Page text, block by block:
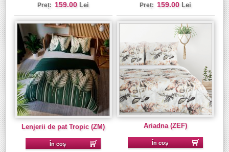
Preț: 159.00 Lei Preț: 159.00 Lei
Lenjerii de pat Tropic (ZM)
În coș
Ariadna (ZEF)
În coș